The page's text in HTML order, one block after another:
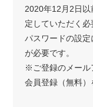
2020年12月2日
定していただく必
パスワードの設
が必要です。
※ご登録のメール
会員登録（無料）